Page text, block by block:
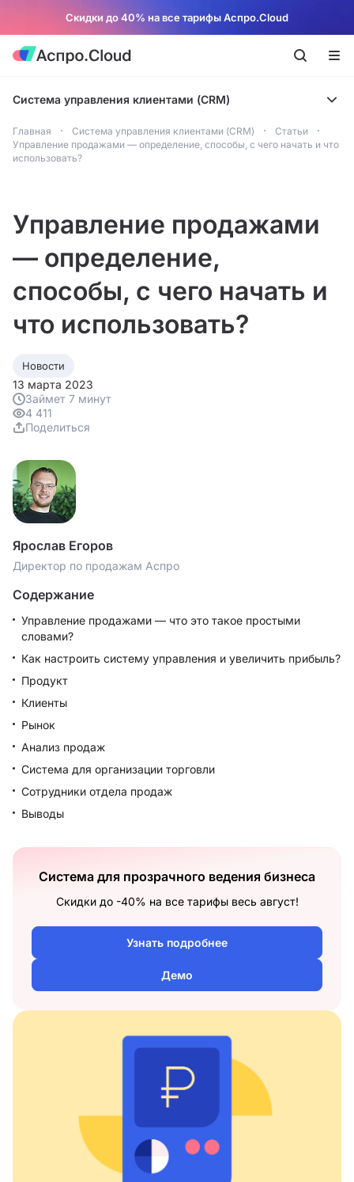
Скидки до 40% на все тарифы Аспро.Cloud
Система управления клиентами (CRM)
Главная Система управления клиентами (CRM)
Статьи
Управление продажами — определение, способы, с чего начать и что
использовать?
Управление продажами
— определение,
способы, с чего начать и
что использовать?
Новости
13 марта 2023
Займет 7 минут
4 411
Поделиться
Ярослав Егоров
Директор по продажам Аспро
Содержание
Управление продажами — что это такое простыми
словами?
Как настроить систему управления и увеличить прибыль?
Продукт
Клиенты
Рынок
Анализ продаж
Система для организации торговли
Сотрудники отдела продаж
Выводы
Система для прозрачного ведения бизнеса
Скидки до -40% на все тарифы весь август!
Узнать подробнее
Демо